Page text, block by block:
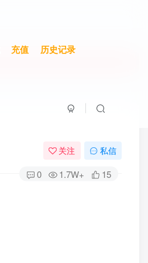
充值 历史记录
关注 私信
0 1.7W+ 15